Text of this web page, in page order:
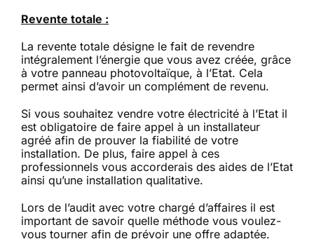
Revente totale :
La revente totale désigne le fait de revendre
intégralement l’énergie que vous avez créée, grâce
à votre panneau photovoltaïque, à l’Etat. Cela
permet ainsi d’avoir un complément de revenu.
Si vous souhaitez vendre votre électricité à l’Etat il
est obligatoire de faire appel à un installateur
agréé afin de prouver la fiabilité de votre
installation. De plus, faire appel à ces
professionnels vous accorderais des aides de l’Etat
ainsi qu’une installation qualitative.
Lors de l’audit avec votre chargé d’affaires il est
important de savoir quelle méthode vous voulez-
vous tourner afin de prévoir une offre adaptée.